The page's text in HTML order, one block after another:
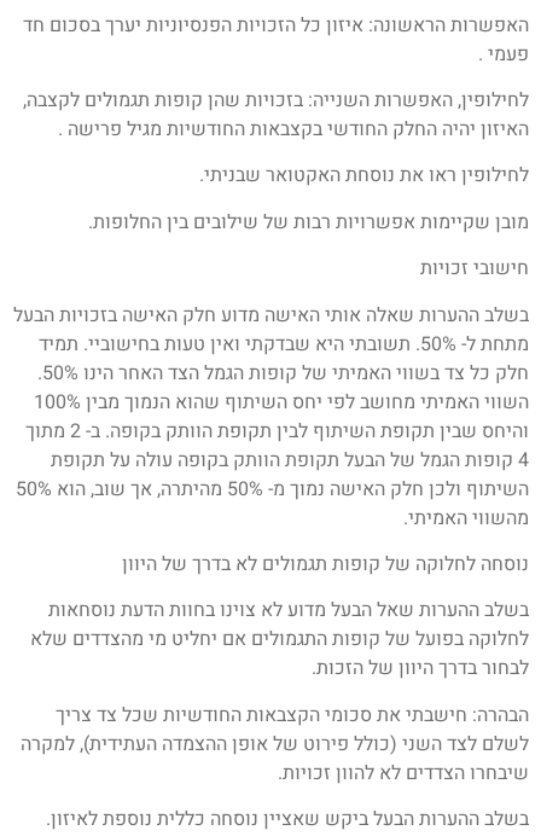
האפשרות הראשונה: איזון כל הזכויות הפנסיוניות יערך בסכום חד
פעמי .
לחילופין, האפשרות השנייה: בזכויות שהן קופות תגמולים לקצבה,
האיזון יהיה החלק החודשי בקצבאות החודשיות מגיל פרישה .
לחילופין ראו את נוסחת האקטואר שבניתי.
מובן שקיימות אפשרויות רבות של שילובים בין החלופות.
חישובי זכויות
בשלב ההערות שאלה אותי האישה מדוע חלק האישה בזכויות הבעל
מתחת ל- 50%. תשובתי היא שבדקתי ואין טעות בחישוביי. תמיד
חלק כל צד בשווי האמיתי של קופות הגמל הצד האחר הינו 50%.
השווי האמיתי מחושב לפי יחס השיתוף שהוא הנמוך מבין 100%
והיחס שבין תקופת השיתוף לבין תקופת הוותק בקופה. ב- 2 מתוך
4 קופות הגמל של הבעל תקופת הוותק בקופה עולה על תקופת
השיתוף ולכן חלק האישה נמוך מ- 50% מהיתרה, אך שוב, הוא 50%
מהשווי האמיתי.
נוסחה לחלוקה של קופות תגמולים לא בדרך של היוון
בשלב ההערות שאל הבעל מדוע לא צוינו בחוות הדעת נוסחאות
לחלוקה בפועל של קופות התגמולים אם יחליט מי מהצדדים שלא
לבחור בדרך היוון של הזכות.
הבהרה: חישבתי את סכומי הקצבאות החודשיות שכל צד צריך
לשלם לצד השני (כולל פירוט של אופן ההצמדה העתידית), למקרה
שיבחרו הצדדים לא להוון זכויות.
בשלב ההערות הבעל ביקש שאציין נוסחה כללית נוספת לאיזון.